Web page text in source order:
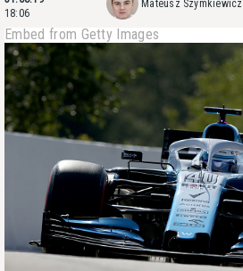
18:06
Mateusz Szymkiewicz
Embed from Getty Images